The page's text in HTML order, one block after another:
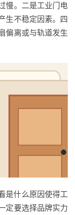
慢。二是工业门电
生不稳定因素。四
偏离或与轨道发生
是什么原因使得工
定要选择品牌实力